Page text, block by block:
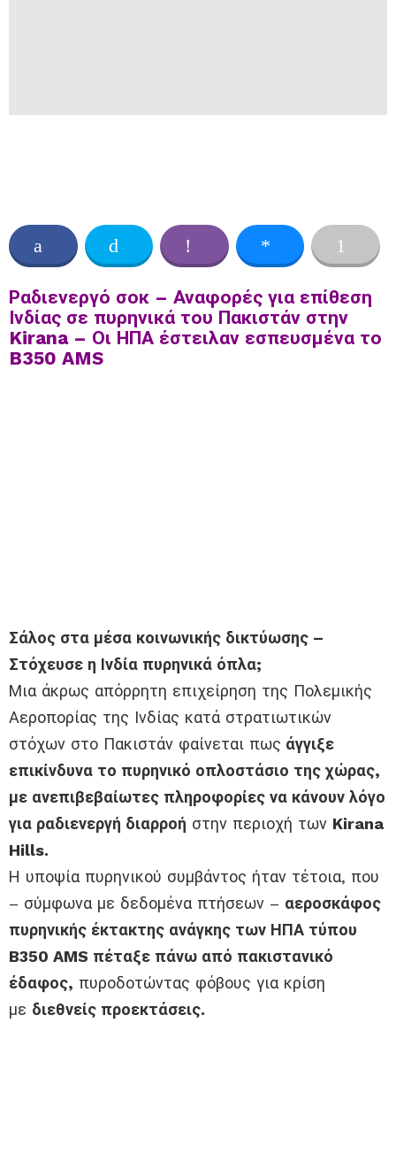
Ραδιενεργό σοκ – Αναφορές για επίθεση
Ινδίας σε πυρηνικά του Πακιστάν στην
Kirana – Οι ΗΠΑ έστειλαν εσπευσμένα το
B350 AMS
Σάλος στα μέσα κοινωνικής δικτύωσης –
Στόχευσε η Ινδία πυρηνικά όπλα;
Μια άκρως απόρρητη επιχείρηση της Πολεμικής
Αεροπορίας της Ινδίας κατά στρατιωτικών
στόχων στο Πακιστάν φαίνεται πως άγγιξε
επικίνδυνα το πυρηνικό οπλοστάσιο της χώρας,
με ανεπιβεβαίωτες πληροφορίες να κάνουν λόγο
για ραδιενεργή διαρροή στην περιοχή των Kirana
Hills.
Η υποψία πυρηνικού συμβάντος ήταν τέτοια, που
– σύμφωνα με δεδομένα πτήσεων – αεροσκάφος
πυρηνικής έκτακτης ανάγκης των ΗΠΑ τύπου
B350 AMS πέταξε πάνω από πακιστανικό
έδαφος, πυροδοτώντας φόβους για κρίση
με διεθνείς προεκτάσεις.